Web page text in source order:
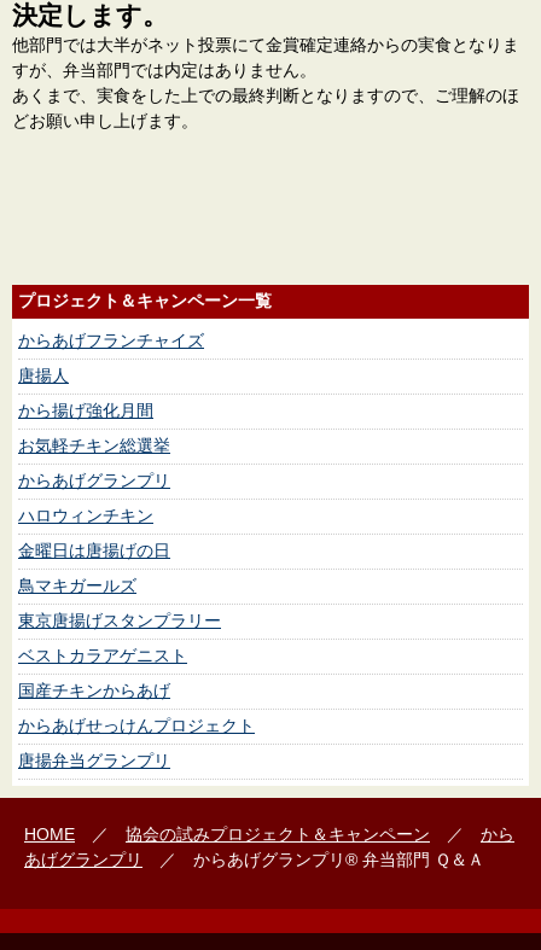
決定します。
他部門では大半がネット投票にて金賞確定連絡からの実食となりま
すが、弁当部門では内定はありません。
あくまで、実食をした上での最終判断となりますので、ご理解のほ
どお願い申し上げます。
プロジェクト＆キャンペーン一覧
からあげフランチャイズ
唐揚人
から揚げ強化月間
お気軽チキン総選挙
からあげグランプリ
ハロウィンチキン
金曜日は唐揚げの日
鳥マキガールズ
東京唐揚げスタンプラリー
ベストカラアゲニスト
国産チキンからあげ
からあげせっけんプロジェクト
唐揚弁当グランプリ
HOME ／ 協会の試みプロジェクト＆キャンペーン ／ から
あげグランプリ
／ からあげグランプリ®️ 弁当部門 Ｑ＆Ａ